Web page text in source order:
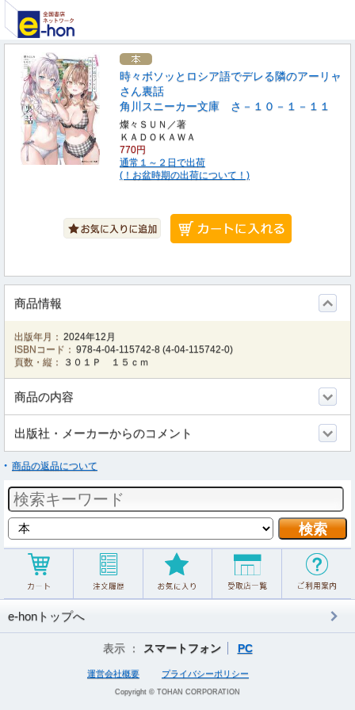
時々ボソッとロシア語でデレる隣のアーリャ
さん裏話
角川スニーカー文庫 さ－１０－１－１１
燦々ＳＵＮ／著
ＫＡＤＯＫＡＷＡ
770円
通常１～２日で出荷
(！お盆時期の出荷について！)
商品情報
出版年月： 2024年12月
ISBNコード： 978-4-04-115742-8 (4-04-115742-0)
頁数・縦：
３０１Ｐ １５ｃｍ
商品の内容
出版社・メーカーからのコメント
商品の返品について
e-honトップへ
表示 ： スマートフォン PC
運営会社概要 プライバシーポリシー
Copyright © TOHAN CORPORATION